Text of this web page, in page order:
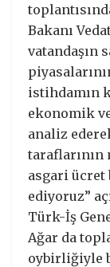
Bakanı
vatandaşın
istihdamın
ekonomik
analiz
asgari
ediyoruz”
Türk-İş
Ağar da
oybirliğiyle